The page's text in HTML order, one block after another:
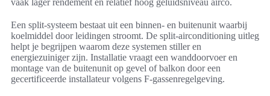
vaak lager rendement en relatief hoog geluidsniveau airco.
Een split-systeem bestaat uit een binnen- en buitenunit waarbij
koelmiddel door leidingen stroomt. De split-airconditioning uitleg
helpt je begrijpen waarom deze systemen stiller en
energiezuiniger zijn. Installatie vraagt een wanddoorvoer en
montage van de buitenunit op gevel of balkon door een
gecertificeerde installateur volgens F-gassenregelgeving.